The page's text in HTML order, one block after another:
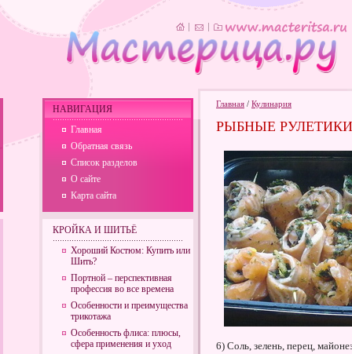
Главная / Кулинария
РЫБНЫЕ РУЛЕТИКИ
6) Соль, зелень, перец,
НАВИГАЦИЯ
Главная
Обратная связь
Список разделов
О сайте
Карта сайта
КРОЙКА И ШИТЬЁ
Хороший Костюм: Купить или
Шить?
Портной – перспективная
профессия во все времена
Особенности и преимущества
трикотажа
Особенность флиса: плюсы,
сфера применения и уход